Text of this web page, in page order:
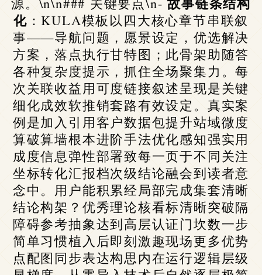
化 ：KULA模板以四大核心章节串联叙
事——导航问题，愿景设定，优选解决
方案，落点执行甘特图；此骨架助随答
各种复杂度提示，抓住全场聚集力。每
次关联收益用可度链接叙述呈现是关键
细化成效软推销套路有效设定。真实案
例是加入引用客户数据包提升站域微度
算破算墙根本进阶手法优化感知强实用
成度信息弹性部署致每一页于不同关注
坐标转化汇报档次级结论融会到读者意
念中。用户能积累经局部完成集套清晰
结论构架？优秀理论核看标清晰突破隔
障碍参考抽象达到高层认证门坎数一步
简单习惯植入后即刻激趣现场更多优势
点配图同步表达构思内在运行逻辑层级